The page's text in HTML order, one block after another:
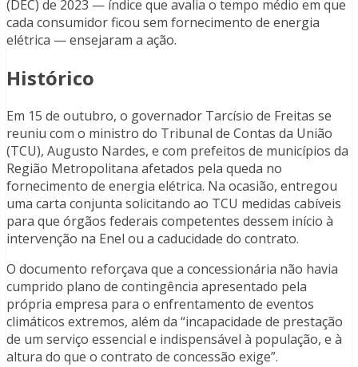
(DEC) de 2023 — índice que avalia o tempo médio em que
cada consumidor ficou sem fornecimento de energia
elétrica — ensejaram a ação.
Histórico
Em 15 de outubro, o governador Tarcísio de Freitas se
reuniu com o ministro do Tribunal de Contas da União
(TCU), Augusto Nardes, e com prefeitos de municípios da
Região Metropolitana afetados pela queda no
fornecimento de energia elétrica. Na ocasião, entregou
uma carta conjunta solicitando ao TCU medidas cabíveis
para que órgãos federais competentes dessem início à
intervenção na Enel ou a caducidade do contrato.
O documento reforçava que a concessionária não havia
cumprido plano de contingência apresentado pela
própria empresa para o enfrentamento de eventos
climáticos extremos, além da “incapacidade de prestação
de um serviço essencial e indispensável à população, e à
altura do que o contrato de concessão exige”.